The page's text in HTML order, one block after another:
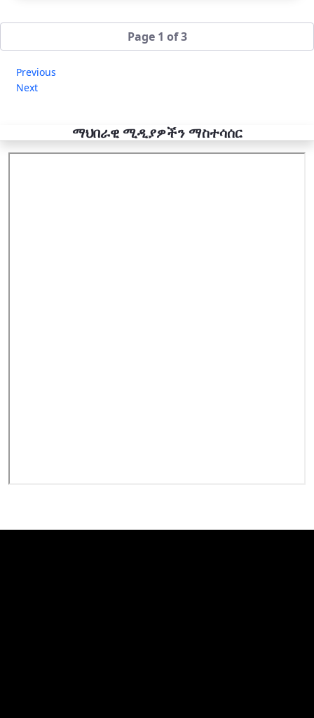
Page 1 of 3
Previous
Next
ማህበራዊ ሚዲያዎችን ማስተሳሰር